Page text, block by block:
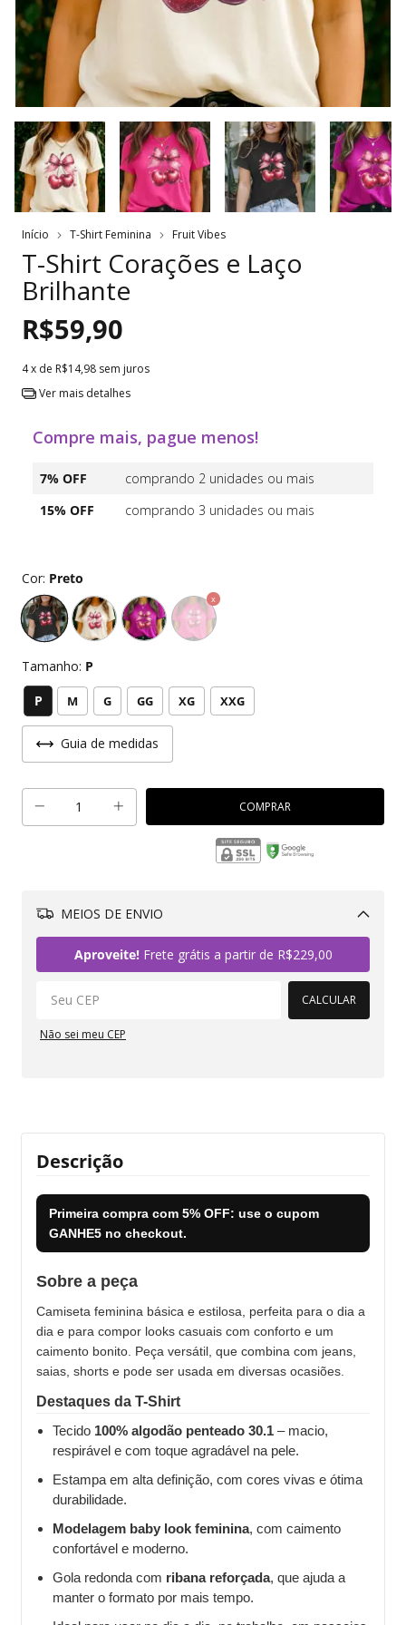
Início T-Shirt Feminina Fruit Vibes
T-Shirt Corações e Laço
Brilhante
R$59,90
4x de R$14,98 sem juros
Ver mais detalhes
Compre mais, pague menos!
7% OFF
comprando 2 unidades ou mais
15% OFF
comprando 3 unidades ou mais
Cor: Preto
Tamanho: P
P M G GG XG XXG
Guia de medidas
MEIOS DE ENVIO
Aproveite!Frete grátis a partir de R$229,00
CALCULAR
Não sei meu CEP
Descrição
Primeira compra com 5% OFF: use o cupom
GANHE5 no checkout.
Sobre a peça
Camiseta feminina básica e estilosa, perfeita para o dia a
dia e para compor looks casuais com conforto e um
caimento bonito. Peça versátil, que combina com jeans,
saias, shorts e pode ser usada em diversas ocasiões.
Destaques da T-Shirt
Tecido 100% algodão penteado 30.1 – macio,
respirável e com toque agradável na pele.
Estampa em alta definição, com cores vivas e ótima
durabilidade.
Modelagem baby look feminina, com caimento
confortável e moderno.
Gola redonda com ribana reforçada, que ajuda a
manter o formato por mais tempo.